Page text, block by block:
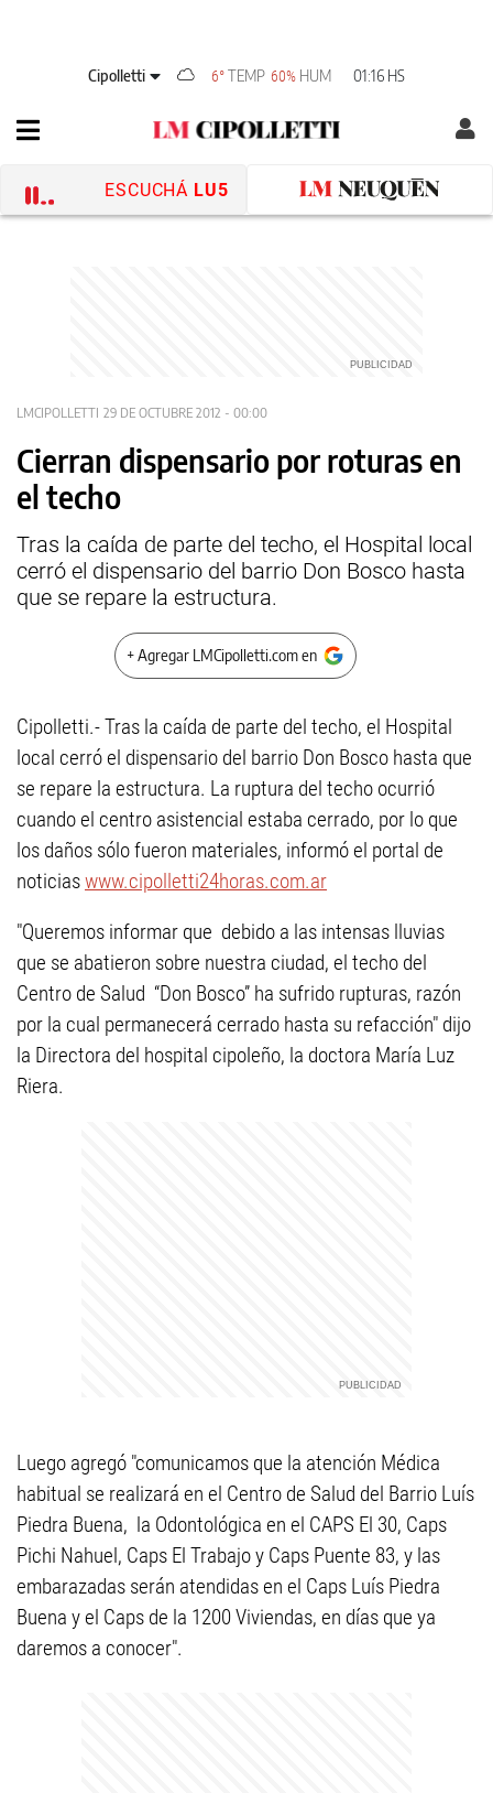
Cipolletti 6°TEMP 60% HUM 01:16 HS
ESCUCHÁ LU5
LMCIPOLLETTI 29 DE OCTUBRE 2012 - 00:00
Cierran dispensario por roturas en
el techo
Tras la caída de parte del techo, el Hospital local
cerró el dispensario del barrio Don Bosco hasta
que se repare la estructura.
+ Agregar LMCipolletti.com en
Cipolletti.- Tras la caída de parte del techo, el Hospital
local cerró el dispensario del barrio Don Bosco hasta que
se repare la estructura. La ruptura del techo ocurrió
cuando el centro asistencial estaba cerrado, por lo que
los daños sólo fueron materiales, informó el portal de
noticiaswww.cipolletti24horas.com.ar
"Queremos informar que debido a las intensas lluvias
que se abatieron sobre nuestra ciudad, el techo del
Centro de Salud “Don Bosco” ha sufrido rupturas, razón
por la cual permanecerá cerrado hasta su refacción" dijo
la Directora del hospital cipoleño, la doctora María Luz
Riera.
Luego agregó "comunicamos que la atención Médica
habitual se realizará en el Centro de Salud del Barrio Luís
Piedra Buena, la Odontológica en el CAPS El 30, Caps
Pichi Nahuel, Caps El Trabajo y Caps Puente 83, y las
embarazadas serán atendidas en el Caps Luís Piedra
Buena y el Caps de la 1200 Viviendas, en días que ya
daremos a conocer".